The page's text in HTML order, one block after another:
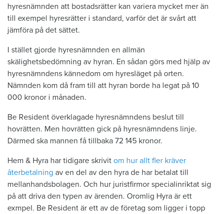
hyresnämnden att bostadsrätter kan variera mycket mer än
till exempel hyresrätter i standard, varför det är svårt att
jämföra på det sättet.
I stället gjorde hyresnämnden en allmän
skälighetsbedömning av hyran. En sådan görs med hjälp av
hyresnämndens kännedom om hyresläget på orten.
Nämnden kom då fram till att hyran borde ha legat på 10
000 kronor i månaden.
Be Resident överklagade hyresnämndens beslut till
hovrätten. Men hovrätten gick på hyresnämndens linje.
Därmed ska mannen få tillbaka 72 145 kronor.
Hem & Hyra har tidigare skrivit om hur allt fler kräver
återbetalning av en del av den hyra de har betalat till
mellanhandsbolagen. Och hur juristfirmor specialinriktat sig
på att driva den typen av ärenden. Oromlig Hyra är ett
exmpel. Be Resident är ett av de företag som ligger i topp